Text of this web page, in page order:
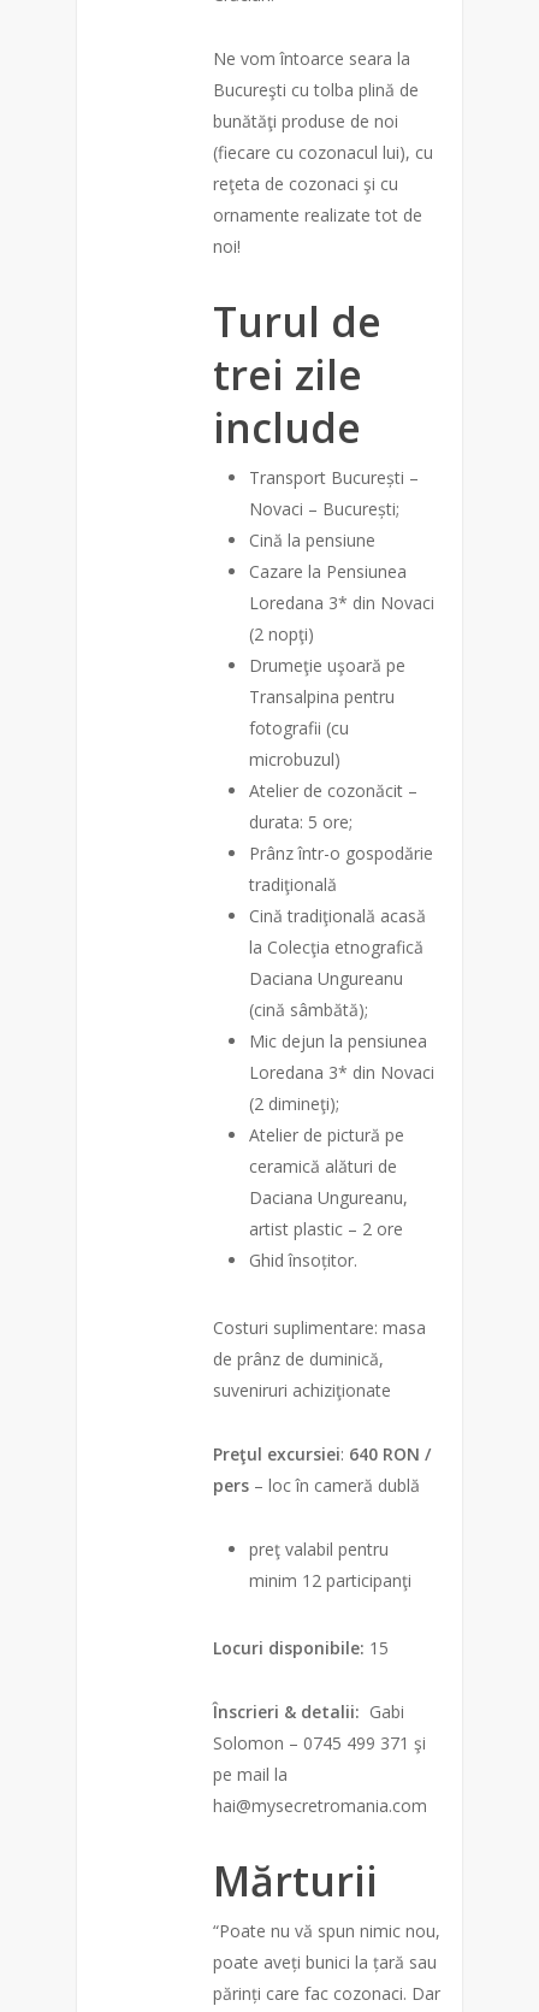
Ne vom întoarce seara la
Bucureşti cu tolba plină de
bunătăţi produse de noi
(fiecare cu cozonacul lui), cu
reţeta de cozonaci şi cu
ornamente realizate tot de
noi!
Turul de
trei zile
include
Transport București –
Novaci – București;
Cină la pensiune
Cazare la Pensiunea
Loredana 3* din Novaci
(2 nopţi)
Drumeţie uşoară pe
Transalpina pentru
fotografii (cu
microbuzul)
Atelier de cozonăcit –
durata: 5 ore;
Prânz într-o gospodărie
tradiţională
Cină tradiţională acasă
la Colecţia etnografică
Daciana Ungureanu
(cină sâmbătă);
Mic dejun la pensiunea
Loredana 3* din Novaci
(2 dimineţi);
Atelier de pictură pe
ceramică alături de
Daciana Ungureanu,
artist plastic – 2 ore
Ghid însoțitor.
Costuri suplimentare: masa
de prânz de duminică,
suveniruri achiziţionate
Preţul excursiei: 640 RON /
pers – loc în cameră dublă
preţ valabil pentru
minim 12 participanţi
Locuri disponibile: 15
Înscrieri & detalii: Gabi
Solomon – 0745 499 371 şi
pe mail la
hai@mysecretromania.com
Mărturii
“Poate nu vă spun nimic nou,
poate aveți bunici la țară sau
părinți care fac cozonaci. Dar